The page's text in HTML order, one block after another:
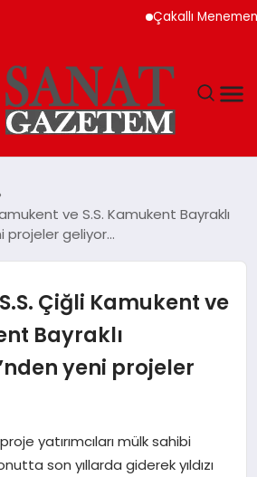
Çakallı Menemeni
ve S.S. Kamukent Bayraklı
projeler geliyor…
Çiğli Kamukent ve
Bayraklı
yeni projeler
yatırımcıları mülk sahibi
son yıllarda giderek yıldızı